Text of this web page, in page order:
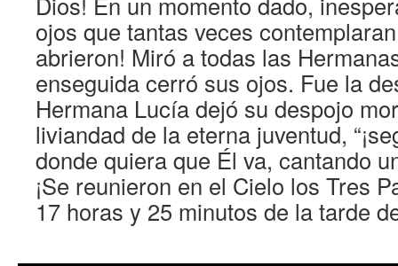
ojos que tantas veces
abrieron! Miró a todas las
enseguida cerró sus ojos. Fue la
Hermana Lucía dejó su despojo
liviandad de la eterna juventud,
donde quiera que Él va, cantando
¡Se reunieron en el Cielo los Tres
17 horas y 25 minutos de la tarde